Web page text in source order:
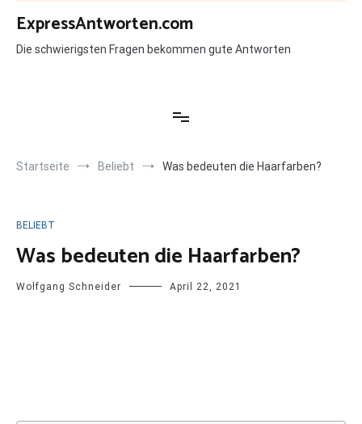
Zum
Inhalt
springen
ExpressAntworten.com
Die schwierigsten Fragen bekommen gute Antworten
Startseite Beliebt Was bedeuten die Haarfarben?
BELIEBT
Was bedeuten die Haarfarben?
Wolfgang Schneider April 22, 2021